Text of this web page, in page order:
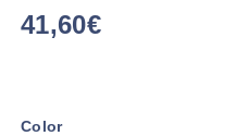
41,60€
Color